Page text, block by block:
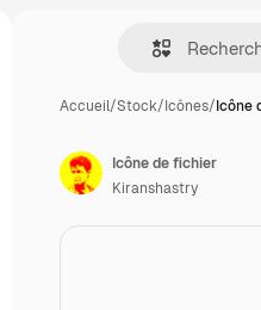
Accueil/Stock/Icônes/Icône
Icône de fichier
Kiranshastry